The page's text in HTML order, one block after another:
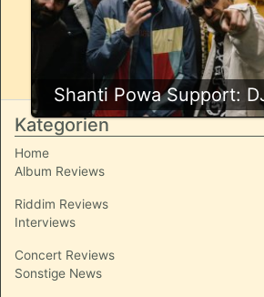
Shanti Powa Support:
Kategorien
Home
Album Reviews
Riddim Reviews
Interviews
Concert Reviews
Sonstige News